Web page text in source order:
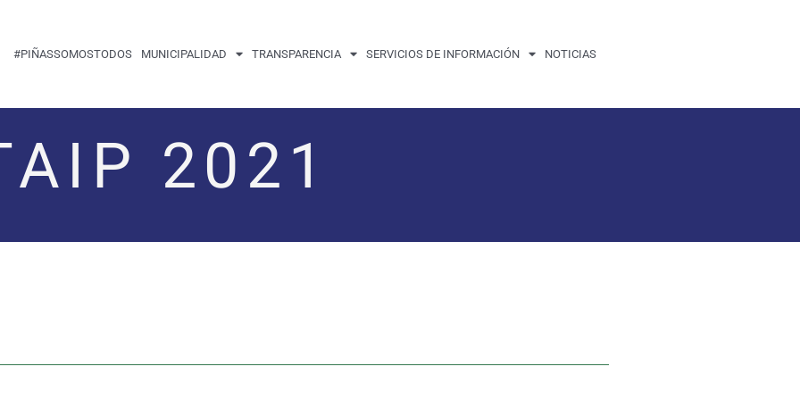
#PIÑASSOMOSTODOS MUNICIPALIDAD TRANSPARENCIA SERVICIOS DE INFORMACIÓN NOTICIAS
2021